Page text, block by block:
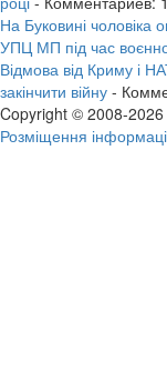
На Буковині чоловіка
УПЦ МП під час
Відмова від Криму і
закінчити війну -
Copyright © 2008-2026
Розміщення